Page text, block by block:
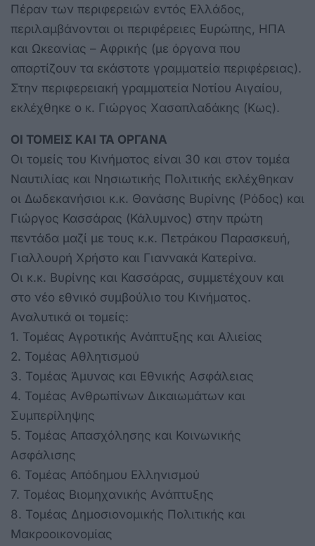
Πέραν των περιφερειών εντός Ελλάδος,
περιλαμβάνονται οι περιφέρειες Ευρώπης, ΗΠΑ
και Ωκεανίας – Αφρικής (με όργανα που
απαρτίζουν τα εκάστοτε γραμματεία περιφέρειας).
Στην περιφερειακή γραμματεία Νοτίου Αιγαίου,
εκλέχθηκε ο κ. Γιώργος Χασαπλαδάκης (Κως).
ΟΙ ΤΟΜΕΙΣ ΚΑΙ ΤΑ ΟΡΓΑΝΑ
Οι τομείς του Κινήματος είναι 30 και στον τομέα
Ναυτιλίας και Νησιωτικής Πολιτικής εκλέχθηκαν
οι Δωδεκανήσιοι κ.κ. Θανάσης Βυρίνης (Ρόδος) και
Γιώργος Κασσάρας (Κάλυμνος) στην πρώτη
πεντάδα μαζί με τους κ.κ. Πετράκου Παρασκευή,
Γιαλλουρή Χρήστο και Γιαννακά Κατερίνα.
Οι κ.κ. Βυρίνης και Κασσάρας, συμμετέχουν και
στο νέο εθνικό συμβούλιο του Κινήματος.
Αναλυτικά οι τομείς:
1. Τομέας Αγροτικής Ανάπτυξης και Αλιείας
2. Τομέας Αθλητισμού
3. Τομέας Άμυνας και Εθνικής Ασφάλειας
4. Τομέας Ανθρωπίνων Δικαιωμάτων και
Συμπερίληψης
5. Τομέας Απασχόλησης και Κοινωνικής
Ασφάλισης
6. Τομέας Απόδημου Ελληνισμού
7. Τομέας Βιομηχανικής Ανάπτυξης
8. Τομέας Δημοσιονομικής Πολιτικής και
Μακροοικονομίας